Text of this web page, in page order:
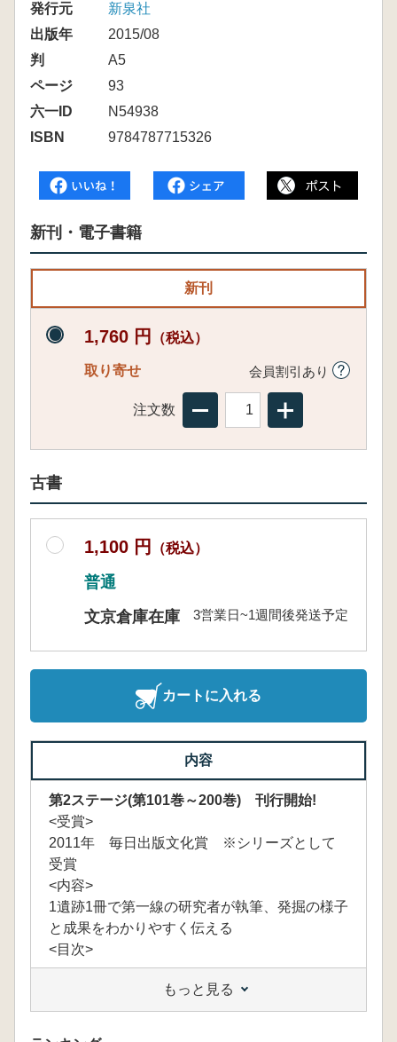
発行元
新泉社
出版年
2015/08
判
A5
ページ
93
六一ID
N54938
ISBN
9784787715326
新刊・電子書籍
新刊
1,760 円 （税込）
取り寄せ 会員割引あり
注文数
古書
1,100 円 （税込）
普通
文京倉庫在庫
3営業日~1週間後発送予定
カートに入れる
内容
第2ステージ(第101巻～200巻) 刊行開始!
<受賞>
2011年 毎日出版文化賞 ※シリーズとして
受賞
<内容>
1遺跡1冊で第一線の研究者が執筆、発掘の様子
と成果をわかりやすく伝える
<目次>
もっと見る